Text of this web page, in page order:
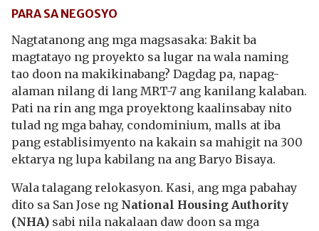
PARA SA NEGOSYO
Nagtatanong ang mga magsasaka: Bakit ba
magtatayo ng proyekto sa lugar na wala naming
tao doon na makikinabang? Dagdag pa, napag-
alaman nilang di lang MRT-7 ang kanilang kalaban.
Pati na rin ang mga proyektong kaalinsabay nito
tulad ng mga bahay, condominium, malls at iba
pang establisimyento na kakain sa mahigit na 300
ektarya ng lupa kabilang na ang Baryo Bisaya.
Wala talagang relokasyon. Kasi, ang mga pabahay
dito sa San Jose ng National Housing Authority
(NHA) sabi nila nakalaan daw doon sa mga